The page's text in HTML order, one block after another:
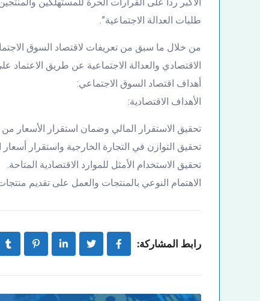
طلبات العدالة الاجتماعية”.
من خلال ما سبق من تعريفات لاقتصاد السوق
الاقتصادي والعدالة الاجتماعية عن طريق الاعتماد
أهداف اقتصاد السوق الاجتماعي:
الأهداف الاقتصادية:
تحقيق الاستقرار المالي وضمان استقرار الأسعار من
تحقيق التوازن في التجارة الخارجية واستقرار
تحقيق الاستخدام الأمثل للموارد الاقتصادية المتاحة.
الاهتمام النوعي بالمنتجات والعمل على تقديم
رابط المشاركة: